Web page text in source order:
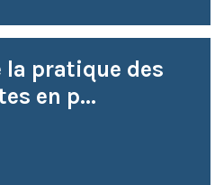
la pratique des
en p...